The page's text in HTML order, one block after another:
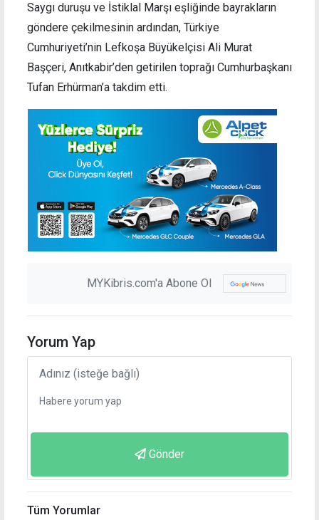
Saygı duruşu ve İstiklal Marşı eşliğinde bayrakların
göndere çekilmesinin ardından, Türkiye
Cumhuriyeti’nin Lefkoşa Büyükelçisi Ali Murat
Başçeri, Anıtkabir’den getirilen toprağı Cumhurbaşkanı
Tufan Erhürman’a takdim etti.
MYKibris.com'a Abone Ol
Yorum Yap
Gönder
Tüm Yorumlar